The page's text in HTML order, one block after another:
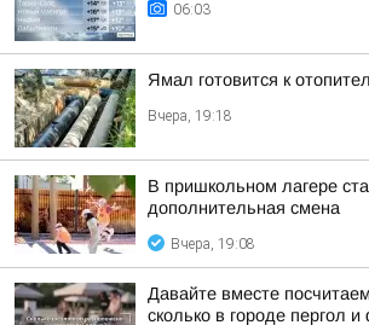
06:03
Ямал готовится к
Вчера, 19:18
В пришкольном лагере
дополнительная смена
Вчера, 19:08
Давайте вместе
сколько в городе пергол